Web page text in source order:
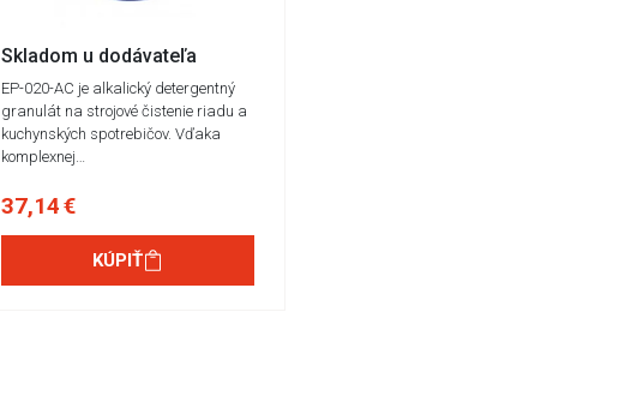
Skladom u dodávateľa
EP-020-AC je alkalický detergentný
granulát na strojové čistenie riadu a
kuchynských spotrebičov. Vďaka
komplexnej…
37,14 €
KÚPIŤ